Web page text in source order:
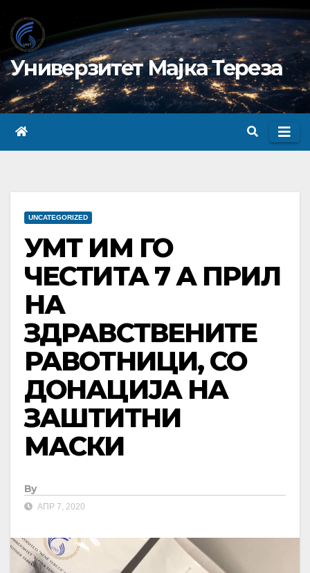
to
content
Универзитет Мајка Тереза
UNCATEGORIZED
УМТ ИМ ГО
ЧЕСТИТА 7 А ПРИЛ
НА
ЗДРАВСТВЕНИТЕ
РАВОТНИЦИ, СО
ДОНАЦИЈА НА
ЗАШТИТНИ
МАСКИ
By
АПР 7, 2020